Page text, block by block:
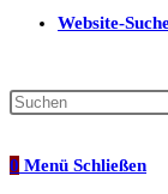
Website-
0 Menü Schließen